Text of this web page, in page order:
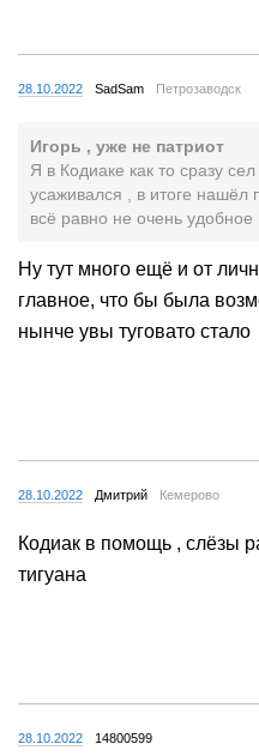
28.10.2022 SadSam Петрозаводск
Игорь , уже не патриот
Я в Кодиаке как то сразу
усаживался , в итоге
всё равно не очень удобное
Ну тут много ещё и от
главное, что бы была
нынче увы туговато стало
28.10.2022 Дмитрий Кемерово
Кодиак в помощь , слёзы
тигуана
28.10.2022 14800599